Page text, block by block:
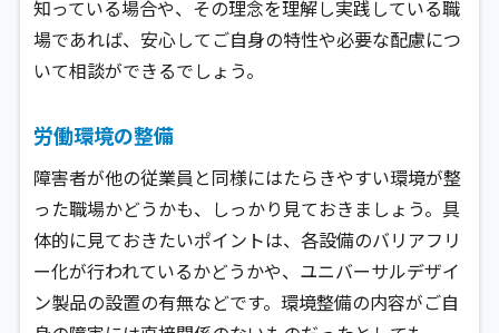
知っている場合や、その理念を理解し実践している職
場であれば、安心してご自身の特性や必要な配慮につ
いて相談ができるでしょう。
労働環境の整備
障害者が他の従業員と同様にはたらきやすい環境が整
った職場かどうかも、しっかり見ておきましょう。具
体的に見ておきたいポイントは、各設備のバリアフリ
ー化が行われているかどうかや、ユニバーサルデザイ
ン製品の設置の有無などです。環境整備の内容がご自